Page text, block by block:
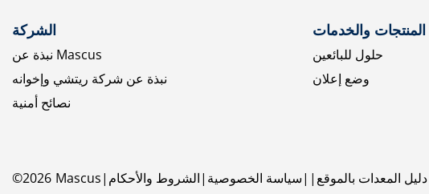
الشركة
نبذة عن Mascus
نبذة عن شركة ريتشي وإخوانه
نصائح أمنية
المنتجات والخدمات
حلول للبائعين
وضع إعلان
©2026 Mascus الشروط والأحكام سياسة الخصوصية دليل المعدات بالموقع